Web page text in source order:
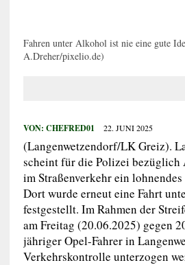
Fahren unter Alkohol ist nie eine gute
A.Dreher/pixelio.de)
VON: CHEFRED01 22. JUNI 2025
(Langenwetzendorf/LK Greiz).
scheint für die Polizei
im Straßenverkehr ein lohnendes
Dort wurde erneut eine Fahrt
festgestellt. Im Rahmen der
am Freitag (20.06.2025) gegen
jähriger Opel-Fahrer in
Verkehrskontrolle unterzogen